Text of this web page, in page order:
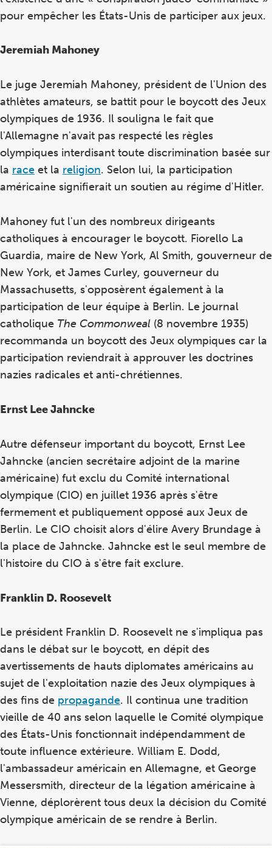
pour empêcher les États-Unis de participer aux jeux.
Jeremiah Mahoney
Le juge Jeremiah Mahoney, président de l'Union des
athlètes amateurs, se battit pour le boycott des Jeux
olympiques de 1936. Il souligna le fait que
l'Allemagne n'avait pas respecté les règles
olympiques interdisant toute discrimination basée sur
la race et la religion. Selon lui, la participation
américaine signifierait un soutien au régime d'Hitler.
Mahoney fut l'un des nombreux dirigeants
catholiques à encourager le boycott. Fiorello La
Guardia, maire de New York, Al Smith, gouverneur de
New York, et James Curley, gouverneur du
Massachusetts, s'opposèrent également à la
participation de leur équipe à Berlin. Le journal
catholique The Commonweal (8 novembre 1935)
recommanda un boycott des Jeux olympiques car la
participation reviendrait à approuver les doctrines
nazies radicales et anti-chrétiennes.
Ernst Lee Jahncke
Autre défenseur important du boycott, Ernst Lee
Jahncke (ancien secrétaire adjoint de la marine
américaine) fut exclu du Comité international
olympique (CIO) en juillet 1936 après s'être
fermement et publiquement opposé aux Jeux de
Berlin. Le CIO choisit alors d'élire Avery Brundage à
la place de Jahncke. Jahncke est le seul membre de
l'histoire du CIO à s'être fait exclure.
Franklin D. Roosevelt
Le président Franklin D. Roosevelt ne s'impliqua pas
dans le débat sur le boycott, en dépit des
avertissements de hauts diplomates américains au
sujet de l'exploitation nazie des Jeux olympiques à
des fins de propagande. Il continua une tradition
vieille de 40 ans selon laquelle le Comité olympique
des États-Unis fonctionnait indépendamment de
toute influence extérieure. William E. Dodd,
l'ambassadeur américain en Allemagne, et George
Messersmith, directeur de la légation américaine à
Vienne, déplorèrent tous deux la décision du Comité
olympique américain de se rendre à Berlin.